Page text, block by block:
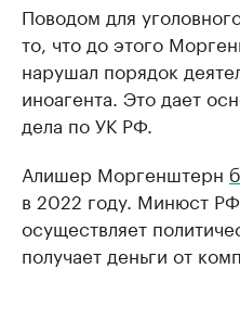
Поводом для
то, что до этого
нарушал порядок
иноагента. Это дает
дела по УК РФ.
Алишер Моргенштерн
в 2022 году. Минюст
осуществляет
получает деньги от